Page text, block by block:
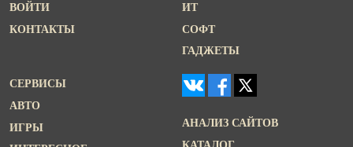
ВОЙТИ
КОНТАКТЫ
ИТ
СОФТ
ГАДЖЕТЫ
СЕРВИСЫ
АВТО
ИГРЫ
АНАЛИЗ САЙТОВ
КАТАЛОГ